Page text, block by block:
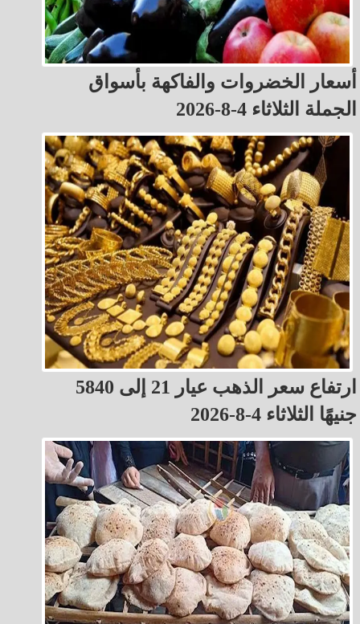
أسعار الخضروات والفاكهة بأسواق
الجملة الثلاثاء 4-8-2026
ارتفاع سعر الذهب عيار 21 إلى 5840
جنيهًا الثلاثاء 4-8-2026